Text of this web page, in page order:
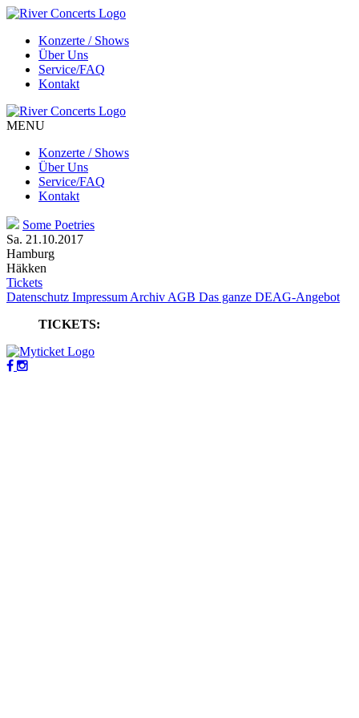
Konzerte / Shows
Über Uns
Service/FAQ
Kontakt
MENU
Konzerte / Shows
Über Uns
Service/FAQ
Kontakt
Some Poetries
Sa. 21.10.2017
Hamburg
Häkken
Tickets
Datenschutz Impressum Archiv AGB Das ganze DEAG-Angebot
TICKETS: